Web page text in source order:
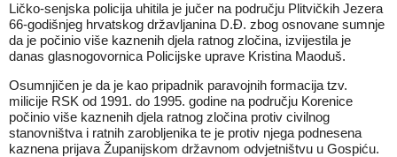
Ličko-senjska policija uhitila je jučer na području Plitvičkih Jezera
66-godišnjeg hrvatskog državljanina D.Đ. zbog osnovane sumnje
da je počinio više kaznenih djela ratnog zločina, izvijestila je
danas glasnogovornica Policijske uprave Kristina Maoduš.
Osumnjičen je da je kao pripadnik paravojnih formacija tzv.
milicije RSK od 1991. do 1995. godine na području Korenice
počinio više kaznenih djela ratnog zločina protiv civilnog
stanovništva i ratnih zarobljenika te je protiv njega podnesena
kaznena prijava Županijskom državnom odvjetništvu u Gospiću.